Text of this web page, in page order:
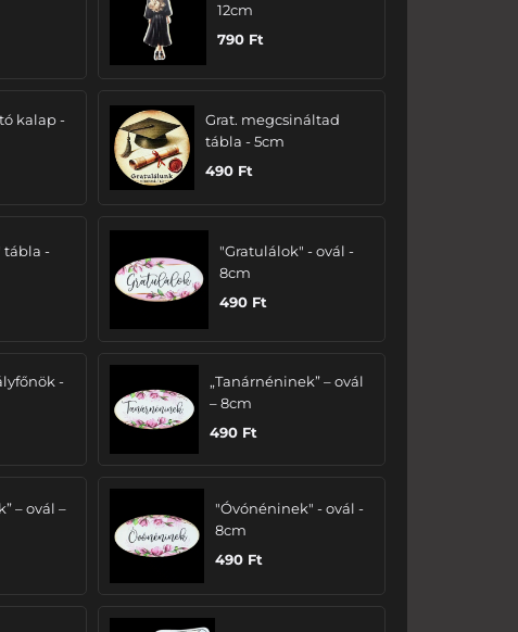
12cm
790 Ft
kalap -
Grat. megcsináltad
tábla - 5cm
490 Ft
tábla -
"Gratulálok" - ovál -
8cm
490 Ft
-
„Tanárnéninek” – ovál
– 8cm
490 Ft
– ovál –
"Óvónéninek" - ovál -
8cm
490 Ft